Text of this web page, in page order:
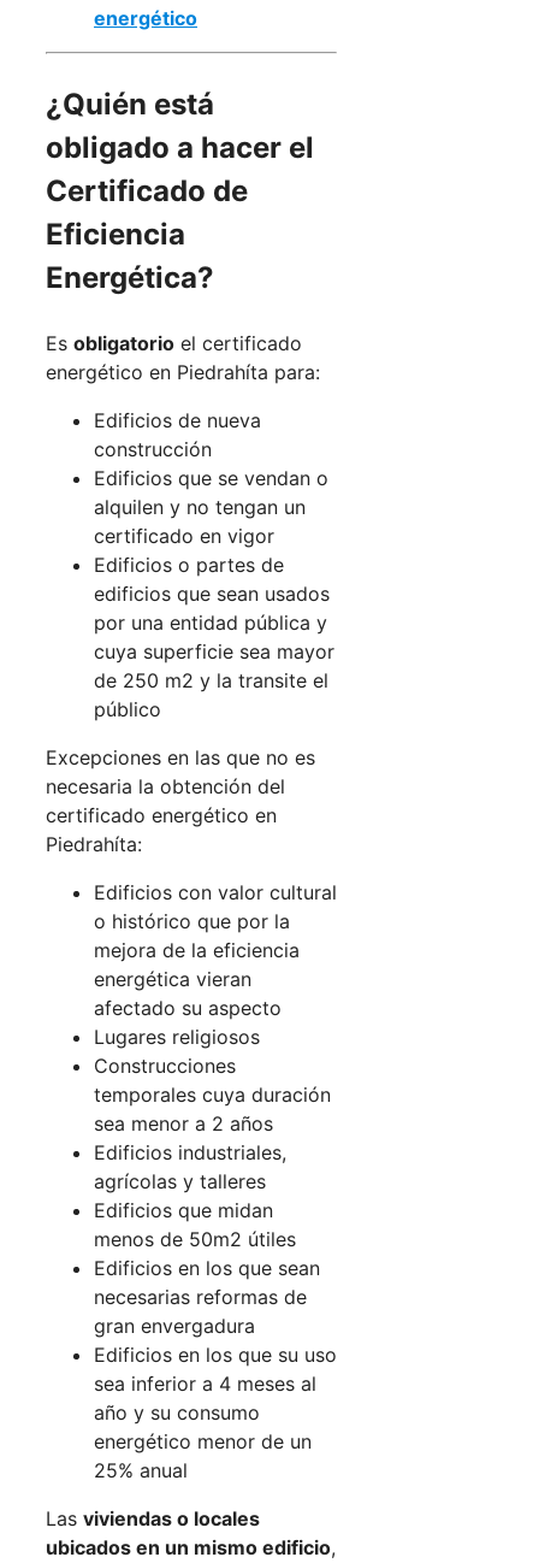
energético
¿Quién está
obligado a hacer el
Certificado de
Eficiencia
Energética?
Es obligatorio el certificado
energético en Piedrahíta para:
Edificios de nueva
construcción
Edificios que se vendan o
alquilen y no tengan un
certificado en vigor
Edificios o partes de
edificios que sean usados
por una entidad pública y
cuya superficie sea mayor
de 250 m2 y la transite el
público
Excepciones en las que no es
necesaria la obtención del
certificado energético en
Piedrahíta:
Edificios con valor cultural
o histórico que por la
mejora de la eficiencia
energética vieran
afectado su aspecto
Lugares religiosos
Construcciones
temporales cuya duración
sea menor a 2 años
Edificios industriales,
agrícolas y talleres
Edificios que midan
menos de 50m2 útiles
Edificios en los que sean
necesarias reformas de
gran envergadura
Edificios en los que su uso
sea inferior a 4 meses al
año y su consumo
energético menor de un
25% anual
Las viviendas o locales
ubicados en un mismo edificio,